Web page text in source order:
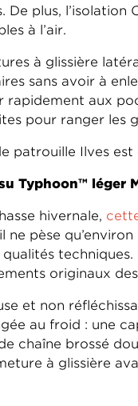
De plus,
à l’air.
à glissière
sans avoir à
rapidement aux
pour ranger les
patrouille Ilves
Typhoon™ léger
hivernale,
ne pèse
qualités
originaux
et non
au froid : une
chaîne brossé
à glissière